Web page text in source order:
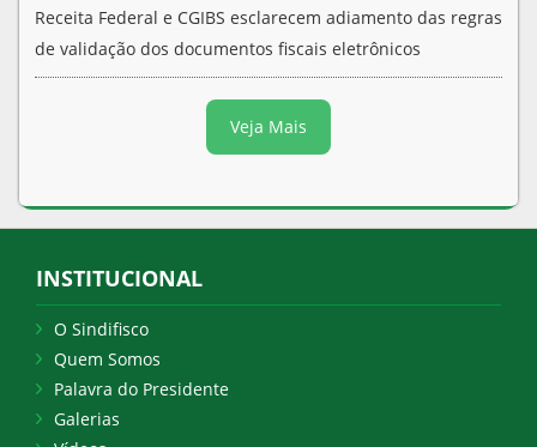
Receita Federal e CGIBS esclarecem adiamento das regras
de validação dos documentos fiscais eletrônicos
Veja Mais
INSTITUCIONAL
O Sindifisco
Quem Somos
Palavra do Presidente
Galerias